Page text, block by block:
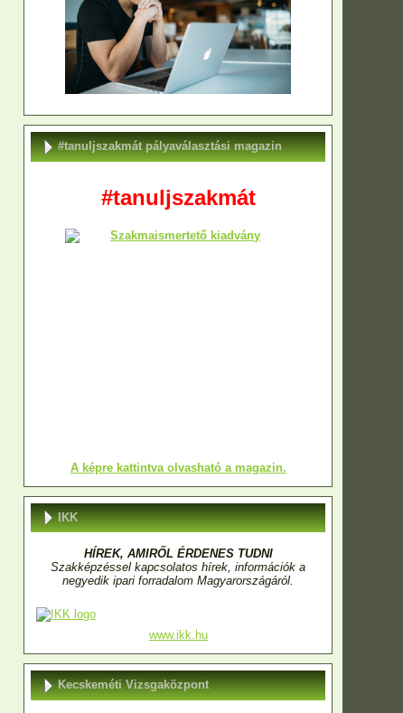
#tanuljszakmát pályaválasztási magazin
#tanuljszakmát
A képre kattintva olvasható a magazin.
IKK
HÍREK, AMIRŐL ÉRDENES TUDNI
Szakképzéssel kapcsolatos hírek, információk a
negyedik ipari forradalom Magyarországáról.
www.ikk.hu
Kecskeméti Vizsgaközpont